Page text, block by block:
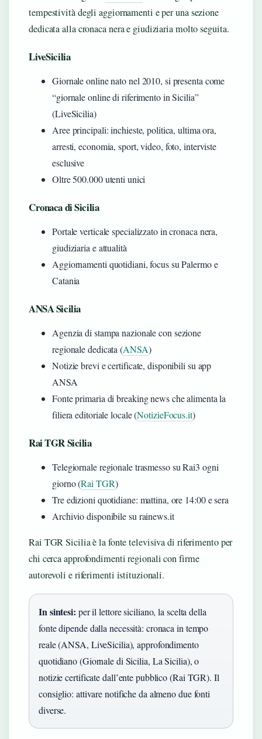
tempestività degli aggiornamenti e per una sezione
dedicata alla cronaca nera e giudiziaria molto seguita.
LiveSicilia
Giornale online nato nel 2010, si presenta come
“giornale online di riferimento in Sicilia”
(LiveSicilia)
Aree principali: inchieste, politica, ultima ora,
arresti, economia, sport, video, foto, interviste
esclusive
Oltre 500.000 utenti unici
Cronaca di Sicilia
Portale verticale specializzato in cronaca nera,
giudiziaria e attualità
Aggiornamenti quotidiani, focus su Palermo e
Catania
ANSA Sicilia
Agenzia di stampa nazionale con sezione
regionale dedicata (ANSA)
Notizie brevi e certificate, disponibili su app
ANSA
Fonte primaria di breaking news che alimenta la
filiera editoriale locale (NotizieFocus.it)
Rai TGR Sicilia
Telegiornale regionale trasmesso su Rai3 ogni
giorno (Rai TGR)
Tre edizioni quotidiane: mattina, ore 14:00 e sera
Archivio disponibile su rainews.it
Rai TGR Sicilia è la fonte televisiva di riferimento per
chi cerca approfondimenti regionali con firme
autorevoli e riferimenti istituzionali.
In sintesi: per il lettore siciliano, la scelta della
fonte dipende dalla necessità: cronaca in tempo
reale (ANSA, LiveSicilia), approfondimento
quotidiano (Giornale di Sicilia, La Sicilia), o
notizie certificate dall’ente pubblico (Rai TGR). Il
consiglio: attivare notifiche da almeno due fonti
diverse.